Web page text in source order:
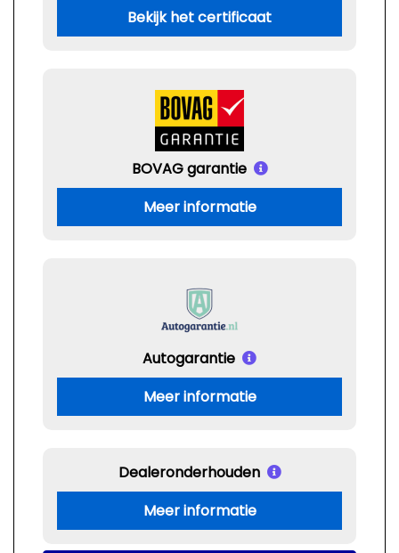
Bekijk het certificaat
BOVAG garantie
Meer informatie
Autogarantie
Meer informatie
Dealeronderhouden
Meer informatie